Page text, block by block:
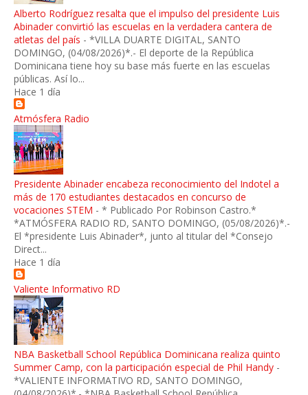
Alberto Rodríguez resalta que el impulso del presidente Luis
Abinader convirtió las escuelas en la verdadera cantera de
atletas del país - *VILLA DUARTE DIGITAL, SANTO
DOMINGO, (04/08/2026)*.- El deporte de la República
Dominicana tiene hoy su base más fuerte en las escuelas
públicas. Así lo...
Hace 1 día
Atmósfera Radio
Presidente Abinader encabeza reconocimiento del Indotel a
más de 170 estudiantes destacados en concurso de
vocaciones STEM - * Publicado Por Robinson Castro.*
*ATMÓSFERA RADIO RD, SANTO DOMINGO, (05/08/2026)*.-
El *presidente Luis Abinader*, junto al titular del *Consejo
Direct...
Hace 1 día
Valiente Informativo RD
NBA Basketball School República Dominicana realiza quinto
Summer Camp, con la participación especial de Phil Handy -
*VALIENTE INFORMATIVO RD, SANTO DOMINGO,